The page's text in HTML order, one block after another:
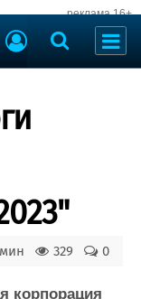
реклама 16+
0
329
корпорация